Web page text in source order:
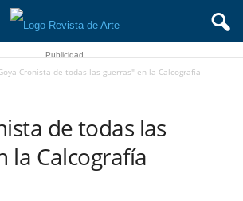
Publicidad
Cronista de todas las guerras" en la Calcografía
de todas las
la Calcografía